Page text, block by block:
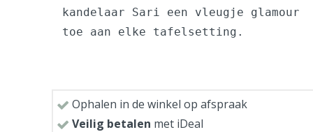
kandelaar Sari een vleugje glamour
toe aan elke tafelsetting.
Ophalen in de winkel op afspraak
Veilig betalen met iDeal